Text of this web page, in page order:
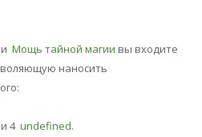
Мощь тайной магии вы входите
наносить
4 undefined.